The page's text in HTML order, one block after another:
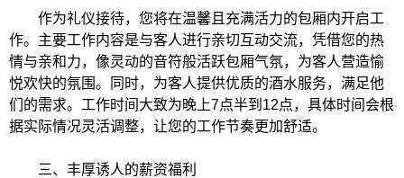
作为礼仪接待，您将在温馨且充满活力的包厢内开启工
作。主要工作内容是与客人进行亲切互动交流，凭借您的热
情与亲和力，像灵动的音符般活跃包厢气氛，为客人营造愉
悦欢快的氛围。同时，为客人提供优质的酒水服务，满足他
们的需求。工作时间大致为晚上7点半到12点，具体时间会根
据实际情况灵活调整，让您的工作节奏更加舒适。
三、丰厚诱人的薪资福利